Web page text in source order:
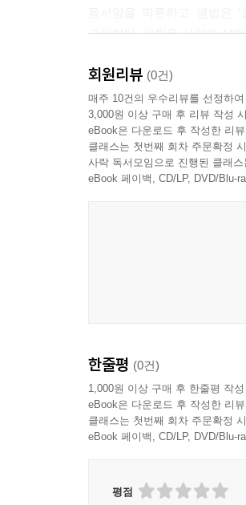
그러하다. 리링은 서양이 살
뒤집고 비트는 글쓰기
“잡문은 곧 잡문이며, 무엇이
내용은 반드시 흉금을 털어
오류도 튀어나오고 우스갯소
공자를 비유한 ‘집 잃은 개(
인간 심리를 살피고, 마약으
생각하고, 동물을 보면서는
못해 글로 쓰고, 무언가를 이
승자인 한고조 유방을 쓰
회원리뷰 (0건)
매주 10건의 우수리뷰를 선정하
3,000원 이상 구매 후 리뷰 작성 시
eBook은 다운로드 후 작성한 리
클래스는 첫번째 회차 주문확정
사락 독서모임으로 진행된 클래
eBook 페이백, CD/LP, DVD/Blu-
한줄평 (0건)
1,000원 이상 구매 후 한줄평 작성
eBook은 다운로드 후 작성한 리
클래스는 첫번째 회차 주문확정
eBook 페이백, CD/LP, DVD/Blu-
평점